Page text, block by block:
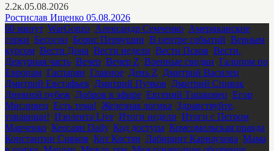
2.2к.05.08.2026
Ростислав Ищенко 05.08.2026
60 минут, WarGonzo Александр Семченко Американские
горки Бесогон Борис Первушин В центре событий Верным
курсом Вести Дона Вести недели Вести Псков Вести.
Дежурная часть Вечер Вечер Z Военные сводки Галопом по
Европам Гаспарян Главное День Z Дмитрий Василец
Дмитрий Евстафьев Дмитрий Пучков Дмитрий Спивак
Дневной рубеж Добров в эфире Евгений Тишковец Егор
Мисливец Есть тема! Железная логика Здравствуйте,
товарищи! Изолента Live Итоги недели Итоги с Петром
Марченко Кеосаян Daily, Код доступа Комсомольская правда
Константин Сивков Кот Костян Лабиринт Карнаухова Мама